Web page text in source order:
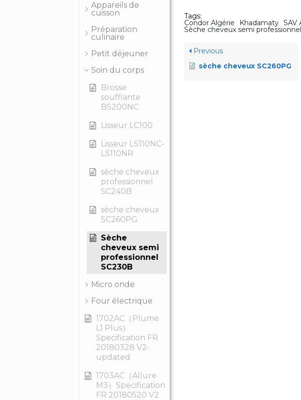
Appareils de
cuisson
Préparation
culinaire
Petit déjeuner
Soin du corps
Brosse
soufflante
BS200NC
Lisseur LC100
Lisseur LS110NC-
LS110NR
sèche cheveux
professionnel
SC240B
sèche cheveux
SC260PG
Sèche
cheveux semi
professionnel
SC230B
Micro onde
Four électrique
1702AC（Plume
L1 Plus）
Specification FR
20180328 V2-
updated
1703AC（Allure
M3）Specification
FR 20180520 V2
Tags:
Condor Algérie Khadamaty SAV
Sèche cheveux semi professionnel
Previous
sèche cheveux SC260PG